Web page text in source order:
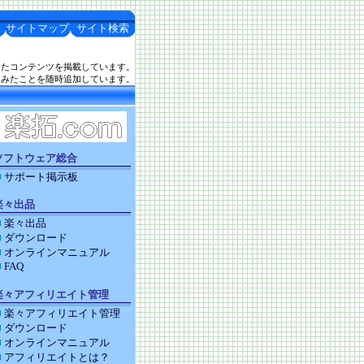
サイトマップ サイト検索
コンテンツを掲載しています。
たことを随時追加しています。
フトウェア総合
サポート掲示板
々出品
楽々出品
ダウンロード
オンラインマニュアル
FAQ
々アフィリエイト管理
楽々アフィリエイト管理
ダウンロード
オンラインマニュアル
アフィリエイトとは？